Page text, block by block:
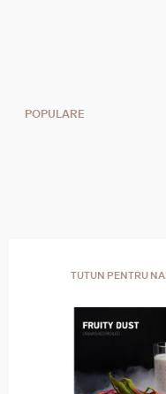
POPULARE
TUTUN PENTRU